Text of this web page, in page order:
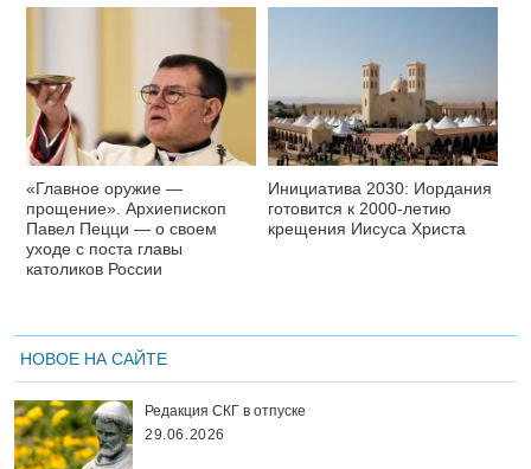
«Главное оружие —
прощение». Архиепископ
Павел Пецци — о своем
уходе с поста главы
католиков России
Инициатива 2030: Иордания
готовится к 2000-летию
крещения Иисуса Христа
НОВОЕ НА САЙТЕ
Редакция СКГ в отпуске
29.06.2026